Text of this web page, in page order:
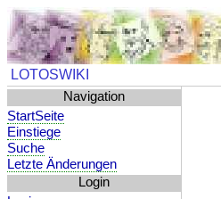
LOTOSWIKI
Navigation
StartSeite
Einstiege
Suche
Letzte Änderungen
Login